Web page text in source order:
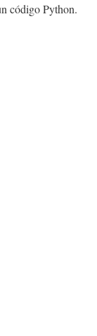
código Python.